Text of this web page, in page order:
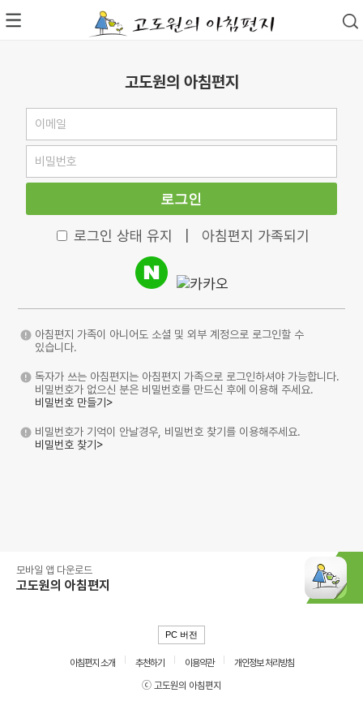
고도원의 아침편지
로그인
로그인 상태 유지 아침편지 가족되기
아침편지 가족이 아니어도 소셜 및 외부 계정으로 로그인할 수
있습니다.
독자가 쓰는 아침편지는 아침편지 가족으로 로그인하셔야 가능합니다.
비밀번호가 없으신 분은 비밀번호를 만드신 후에 이용해 주세요.
비밀번호 만들기>
비밀번호가 기억이 안날경우, 비밀번호 찾기를 이용해주세요.
비밀번호 찾기>
모바일 앱 다운로드
고도원의 아침편지
PC 버전
아침편지 소개 추천하기 이용약관
개인정보 처리방침
ⓒ 고도원의 아침편지